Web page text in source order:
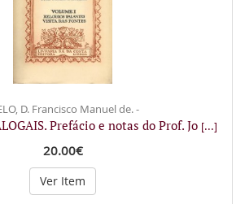
D. Francisco Manuel de. -
Prefácio e notas do Prof. Jo [...]
20.00€
Ver Item